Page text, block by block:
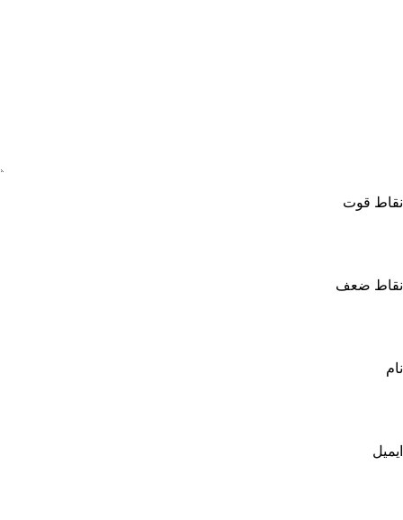
نقاط قوت
نقاط ضعف
نام
ایمیل